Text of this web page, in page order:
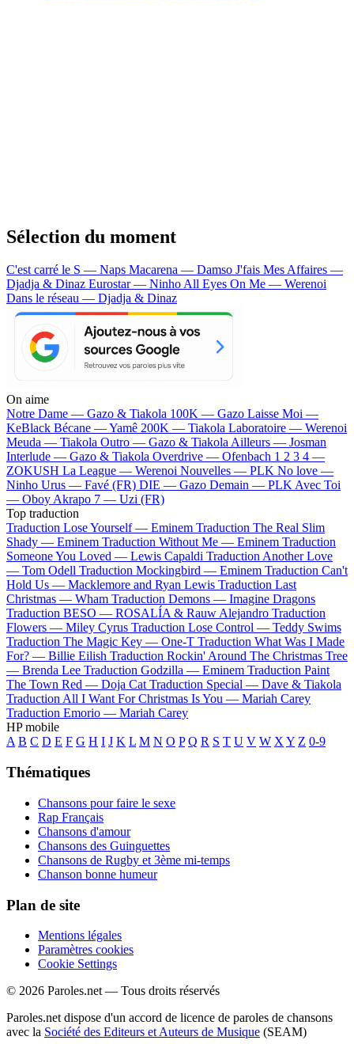
Sélection du moment
C'est carré le S — Naps Macarena — Damso J'fais Mes Affaires —
Djadja & Dinaz Eurostar — NinhoAll Eyes On Me — Werenoi
Dans le réseau — Djadja & Dinaz
On aime
Notre Dame — Gazo & Tiakola 100K — Gazo Laisse Moi —
KeBlack Bécane —Yamê 200K — Tiakola Laboratoire — Werenoi
Meuda — Tiakola Outro — Gazo & TiakolaAilleurs — Josman
Interlude — Gazo & Tiakola Overdrive — Ofenbach 1 2 3 4 —
ZOKUSH La League — Werenoi Nouvelles — PLK No love —
Ninho Urus — Favé (FR) DIE — Gazo Demain — PLKAvec Toi
— OboyAkrapo 7 — Uzi (FR)
Top traduction
Traduction Lose Yourself — Eminem Traduction The Real Slim
Shady — Eminem Traduction Without Me — Eminem Traduction
Someone You Loved — Lewis Capaldi Traduction Another Love
— Tom Odell Traduction Mockingbird — Eminem Traduction Can't
Hold Us — Macklemore and Ryan Lewis Traduction Last
Christmas — Wham Traduction Demons — Imagine Dragons
Traduction BESO — ROSALÍA & Rauw Alejandro Traduction
Flowers — Miley Cyrus Traduction Lose Control — Teddy Swims
Traduction The Magic Key — One-T Traduction What Was I Made
For? — Billie Eilish Traduction Rockin' Around The Christmas Tree
— Brenda Lee Traduction Godzilla — Eminem Traduction Paint
The Town Red — Doja Cat Traduction Special — Dave & Tiakola
Traduction All I Want For Christmas Is You — Mariah Carey
Traduction Emorio — Mariah Carey
HP mobile
A B C D E F G H I J K L M N O P Q R S T U V W XY Z 0-9
Thématiques
Chansons pour faire le sexe
Rap Français
Chansons d'amour
Chansons des Guinguettes
Chansons de Rugby et 3ème mi-temps
Chanson bonne humeur
Plan de site
Mentions légales
Paramètres cookies
Cookie Settings
© 2026 Paroles.net — Tous droits réservés
Paroles.net dispose d'un accord de licence de paroles de chansons
avec la Société des Editeurs et Auteurs de Musique (SEAM)